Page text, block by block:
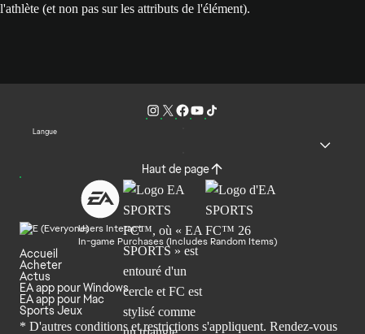
l'athlète (et non pas sur les attributs de l'élément).
Langue
Haut de page
Users Interact
In-game Purchases (Includes Random Items)
Accueil
Acheter
Actus
EA app pour Windows
EA app pour Mac
Sports Jeux
* D'autres conditions et restrictions s'appliquent. Rendez-vous